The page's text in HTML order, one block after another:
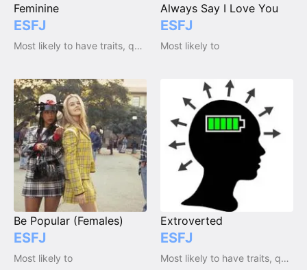
Feminine
ESFJ
Most likely to have traits, qualities and emotions
Always Say I Love You
ESFJ
Most likely to
Be Popular (Females)
ESFJ
Most likely to
Extroverted
ESFJ
Most likely to have traits, qualities and emotions